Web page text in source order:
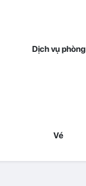
Dịch vụ phòng
Vé